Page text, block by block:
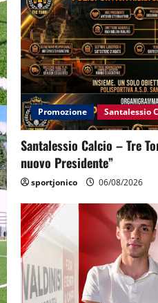
Promozione Santalessio
Santalessio Calcio – Tre
nuovo Presidente”
sportjonico 06/08/2026